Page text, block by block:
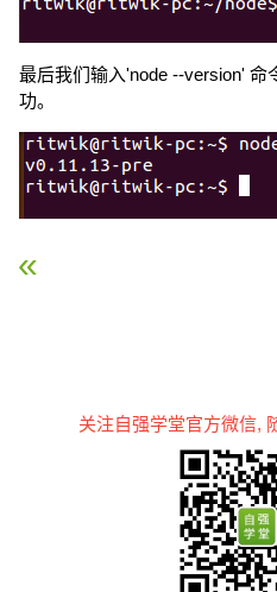
最后我们输入'node --version' 命
功。
« Node.js 教程
关注自强学堂官方微信,